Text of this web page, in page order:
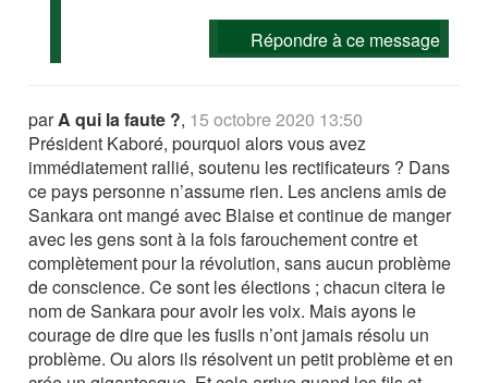
Répondre à ce message
parA qui la faute ?, 15 octobre 2020 13:50
Président Kaboré, pourquoi alors vous avez
immédiatement rallié, soutenu les rectificateurs ? Dans
ce pays personne n’assume rien. Les anciens amis de
Sankara ont mangé avec Blaise et continue de manger
avec les gens sont à la fois farouchement contre et
complètement pour la révolution, sans aucun problème
de conscience. Ce sont les élections ; chacun citera le
nom de Sankara pour avoir les voix. Mais ayons le
courage de dire que les fusils n’ont jamais résolu un
problème. Ou alors ils résolvent un petit problème et en